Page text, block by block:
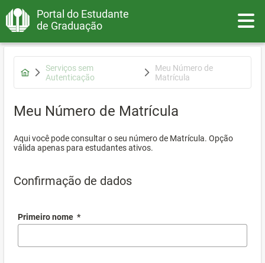
Portal do Estudante
de Graduação
Serviços sem
Autenticação
Meu Número de
Matrícula
Meu Número de Matrícula
Aqui você pode consultar o seu número de Matrícula. Opção
válida apenas para estudantes ativos.
Confirmação de dados
Primeiro nome *